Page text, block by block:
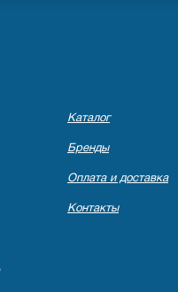
Каталог
Бренды
Оплата и доставка
Контакты